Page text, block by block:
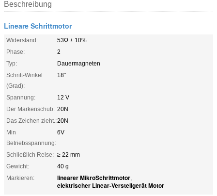
Beschreibung
Lineare Schrittmotor
Widerstand:
53Ω ± 10%
Phase:
2
Typ:
Dauermagneten
Schritt-Winkel
(Grad):
18°
Spannung:
12 V
Der Markenschub: 20N
Das Zeichen zieht.:20N
Min
Betriebsspannung:
6V
Schließlich Reise: ≥ 22 mm
Gewicht:
40 g
Markieren:
linearer MikroSchrittmotor,
elektrischer Linear-Verstellgerät Motor